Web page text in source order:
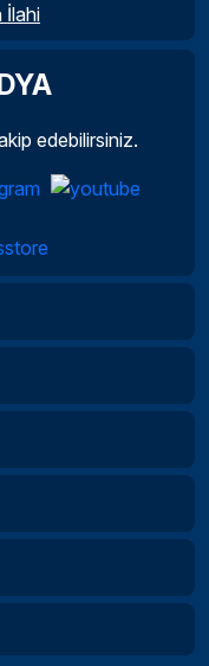
İlahi
edebilirsiniz.